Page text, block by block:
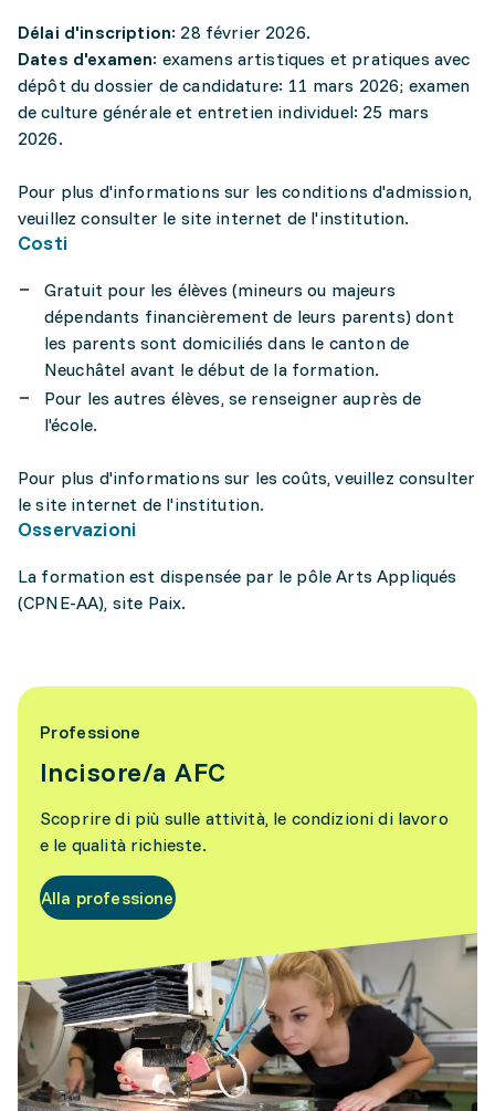
Délai d'inscription: 28 février 2026.
Dates d'examen: examens artistiques et pratiques avec
dépôt du dossier de candidature: 11 mars 2026; examen
de culture générale et entretien individuel: 25 mars
2026.
Pour plus d'informations sur les conditions d'admission,
veuillez consulter le site internet de l'institution.
Costi
Gratuit pour les élèves (mineurs ou majeurs
dépendants financièrement de leurs parents) dont
les parents sont domiciliés dans le canton de
Neuchâtel avant le début de la formation.
Pour les autres élèves, se renseigner auprès de
l'école.
Pour plus d'informations sur les coûts, veuillez consulter
le site internet de l'institution.
Osservazioni
La formation est dispensée par le pôle Arts Appliqués
(CPNE-AA), site Paix.
Professione
Incisore/a AFC
Scoprire di più sulle attività, le condizioni di lavoro
e le qualità richieste.
Alla professione